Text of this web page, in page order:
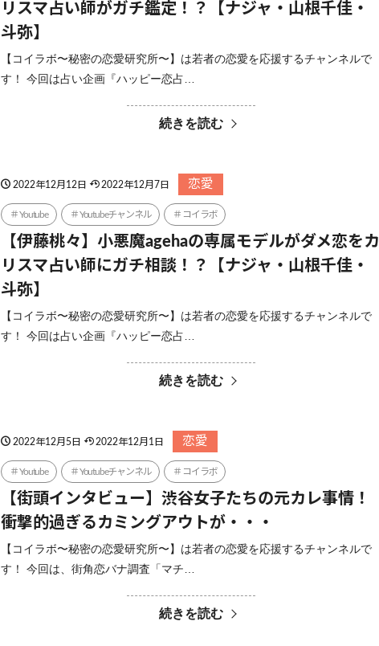
リスマ占い師がガチ鑑定！？【ナジャ・山根千佳・
斗弥】
【コイラボ〜秘密の恋愛研究所〜】は若者の恋愛を応援するチャンネルで
す！ 今回は占い企画『ハッピー恋占…
続きを読む
2022年12月12日 2022年12月7日 恋愛
Youtube Youtubeチャンネル コイラボ
【伊藤桃々】小悪魔agehaの専属モデルがダメ恋をカ
リスマ占い師にガチ相談！？【ナジャ・山根千佳・
斗弥】
【コイラボ〜秘密の恋愛研究所〜】は若者の恋愛を応援するチャンネルで
す！ 今回は占い企画『ハッピー恋占…
続きを読む
2022年12月5日 2022年12月1日 恋愛
Youtube Youtubeチャンネル コイラボ
【街頭インタビュー】渋谷女子たちの元カレ事情！
衝撃的過ぎるカミングアウトが・・・
【コイラボ〜秘密の恋愛研究所〜】は若者の恋愛を応援するチャンネルで
す！ 今回は、街角恋バナ調査「マチ…
続きを読む